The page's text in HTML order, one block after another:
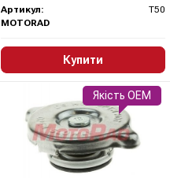
Артикул:
T50
MOTORAD
Купити
Якість OEM